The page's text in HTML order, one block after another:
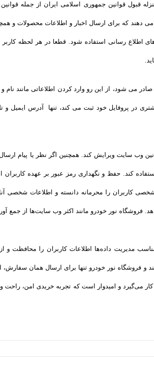
قوانین جمهوری اسلامی ایران از جمله قوانین
دهند که برای ارسال اخبار و اطلاعات محصولات و
اطلاع رسانی استفاده شود. قطعا در هر لحظه
می شود، از این رو وارد کردن اطلاعاتی مانند
در پروفایل خود ثبت می­ کند، تنها آدرس ایمیل
وب سایت ویرایش کند. همچنین اگر نظر یا پیام
کند. حفظ و نگهداری رمز عبور بر عهده
کاربران را محرمانه دانسته و اطلاعات شخصی
فروشگاه نور خودرو مانند اکثر وب سایت‌ها از جمع
مدیریت داده‌ها اطلاعات کاربران را محافظت و
فروشگاه نور خودرو تنها برای ارسال همان سفارش،
می‌گیرد و امیدوار است که تجربه‌ خریدی امن، راحت